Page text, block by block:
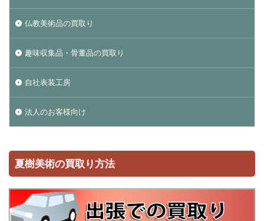
仏教美術品の買取り
趣味収集品・骨董品の買取り
自社表装工房
法人のお客様向け
夏樹美術の買取り方法